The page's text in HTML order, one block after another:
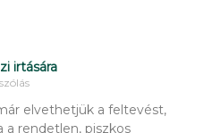
irtására
elvethetjük a feltevést,
a rendetlen, piszkos